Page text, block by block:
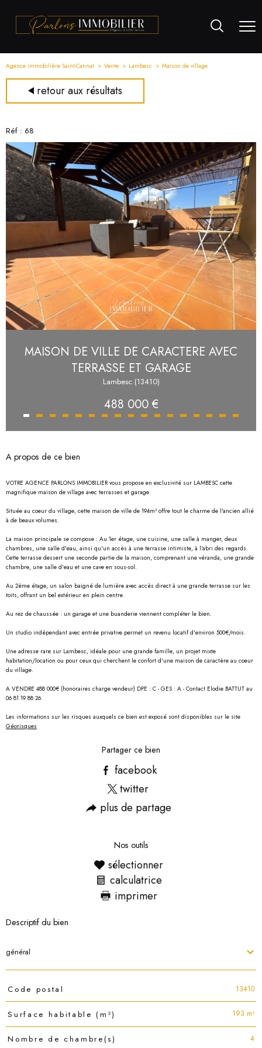
Agence immobilière Saint-Cannat Vente Lambesc Maison de village
retour aux résultats
Réf : 68
MAISON DE VILLE DE CARACTERE AVEC
TERRASSE ET GARAGE
Lambesc (13410)
488 000 €
A propos de ce bien
VOTRE AGENCE PARLONS IMMOBILIER vous propose en exclusivité sur LAMBESC cette
magnifique maison de village avec terrasses et garage.
Située au coeur du village, cette maison de ville de 194m² offre tout le charme de l'ancien allié
à de beaux volumes.
La maison principale se compose : Au 1er étage, une cuisine, une salle à manger, deux
chambres, une salle d'eau, ainsi qu'un accès à une terrasse intimiste, à l'abri des regards.
Cette terrasse dessert une seconde partie de la maison, comprenant une véranda, une grande
chambre, une salle d'eau et une cave en sous-sol.
Au 2ème étage, un salon baigné de lumière avec accès direct à une grande terrasse sur les
toits, offrant un bel extérieur en plein centre.
Au rez de chaussée : un garage et une buanderie viennent compléter le bien.
Un studio indépendant avec entrée privative permet un revenu locatif d'environ 500€/mois.
Une adresse rare sur Lambesc, idéale pour une grande famille, un projet mixte
habitation/location ou pour ceux qui cherchent le confort d'une maison de caractère au coeur
du village.
A VENDRE 488 000€ (honoraires charge vendeur) DPE : C - GES : A - Contact Elodie BATTUT au
06 81 19 88 26.
Les informations sur les risques auxquels ce bien est exposé sont disponibles sur le site
Géorisques
Partager ce bien
facebook
twitter
plus de partage
Nos outils
sélectionner
calculatrice
imprimer
Descriptif du bien
général
TRAD_PAMPERO_Caracteristique
Code postal 13410
Surface habitable (m²) 193 m²
Nombre de chambre(s) 4